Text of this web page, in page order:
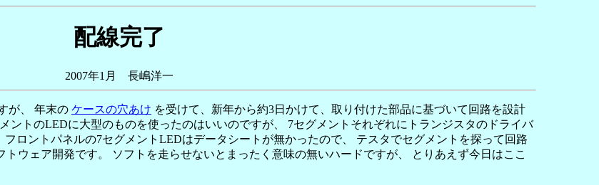
配線完了
2007年1月 長嶋洋一
が、 年末の ケースの穴あけ を受けて、新年から約3日かけて、取り付けた部品に基づいて回路を設計
ントのLEDに大型のものを使ったのはいいのですが、 7セグメントそれぞれにトランジスタのドライバ
ロントパネルの7セグメントLEDはデータシートが無かったので、 テスタでセグメントを探って回路
ウェア開発です。 ソフトを走らせないとまったく意味の無いハードですが、 とりあえず今日はここ